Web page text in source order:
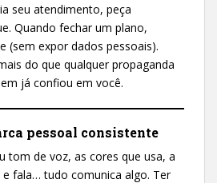
seu atendimento, peça
Quando fechar um plano,
(sem expor dados pessoais).
do que qualquer propaganda
já confiou em você.
pessoal consistente
tom de voz, as cores que usa, a
fala… tudo comunica algo. Ter